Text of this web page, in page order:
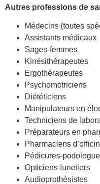
Autres professions de
Médecins (toutes
Assistants médicaux
Sages-femmes
Kinésithérapeutes
Ergothérapeutes
Psychomotriciens
Diététiciens
Manipulateurs en
Techniciens de
Préparateurs en
Pharmaciens
Pédicures-
Opticiens-lunetiers
Audioprothésistes